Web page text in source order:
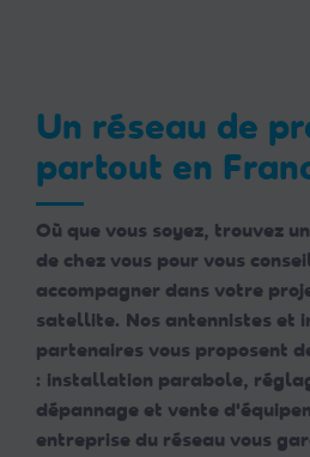
Un réseau de
partout en
Où que vous soyez, trouvez
de chez vous pour vous
accompagner dans votre
satellite. Nos antennistes et
partenaires vous proposent
: installation parabole,
dépannage et vente
entreprise du réseau vous